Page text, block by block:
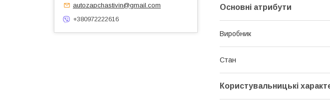
Основні атрибути
Виробник
Стан
Користувальницькі
autozapchastivin@gmail.com
+380972222616